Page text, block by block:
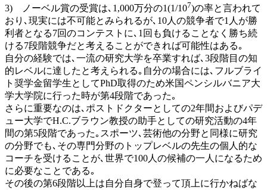
3) ノーベル賞の受賞は､1,000万分の1(1/107)の率と言われて
おり､現実には不可能とみられるが､10人の競争者で1人が勝
利者となる7回のコンテストに､1回も負けることなく勝ち続
ける7段階競争だと考えることができれば可能性はある｡
自分の経験では､一流の研究大学を卒業すれば､3段階目の知
的レベルに達したと考えられる｡自分の場合には､フルブライ
ト奨学金留学生としてPhD取得のため米国ペンシルバニア大
学大学院に行った時が第4段階であった｡
さらに重要なのは､ポストドクターとしての2年間およびパデ
ュー大学でH.C.ブラウン教授の助手としての研究活動の4年
間の第5段階であった｡スポーツ､芸術他の分野と同様に研究
の分野でも､その専門分野のトップレベルの先生の個人的な
コーチを受けることが､世界で100人の候補の一人になるため
に必要なことである｡
その後の第6段階以上は自分自身で登って頂上に行かねばな